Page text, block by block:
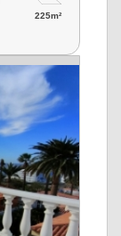
225m²